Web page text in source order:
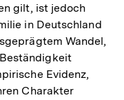
gilt, ist jedoch
in Deutschland
Wandel,
Evidenz,
Charakter